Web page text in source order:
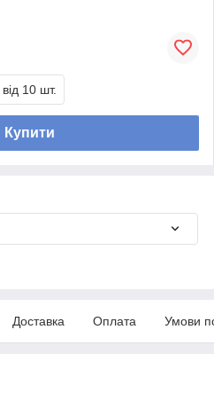
від 10 шт.
Купити
Доставка Оплата Умови